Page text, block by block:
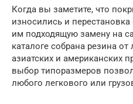
Когда вы заметите, что
износились и
им подходящую замену на
каталоге собрана резина
азиатских и американских
выбор типоразмеров
любого легкового или